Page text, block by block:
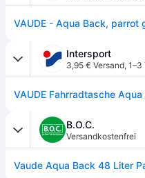
Intersport
3,95 € Versand, 1–3
B.O.C.
Versandkostenfrei
Vaude Aqua Back 48 Liter